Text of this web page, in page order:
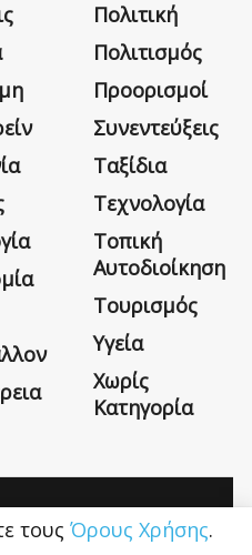
Πολιτική
Πολιτισμός
Προορισμοί
Συνεντεύξεις
Ταξίδια
Τεχνολογία
Τοπική
Αυτοδιοίκηση
Τουρισμός
Υγεία
Χωρίς
Κατηγορία
Όροι Χρήσης Επικοινωνία
τους Όρους Χρήσης.